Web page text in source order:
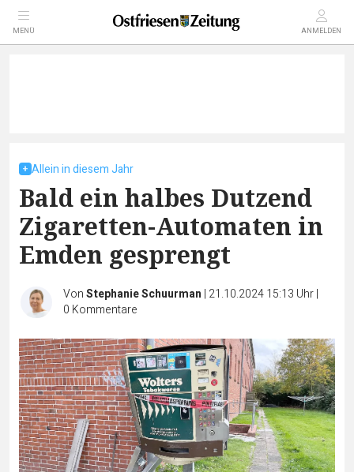
MENÜ ANMELDEN
Allein in diesem Jahr
Bald ein halbes Dutzend
Zigaretten-Automaten in
Emden gesprengt
VonStephanie Schuurman | 21.10.2024 15:13 Uhr|
0 Kommentare